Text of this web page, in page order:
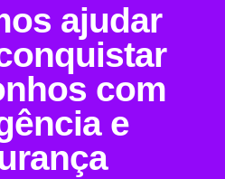
ajudar
com
e